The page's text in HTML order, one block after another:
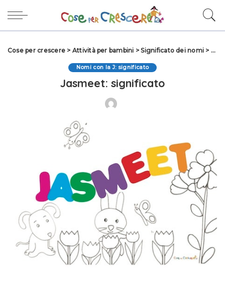
Cose per crescere > Attività per bambini >Significato dei nomi >
Nomi con la J: significato
Jasmeet: significato